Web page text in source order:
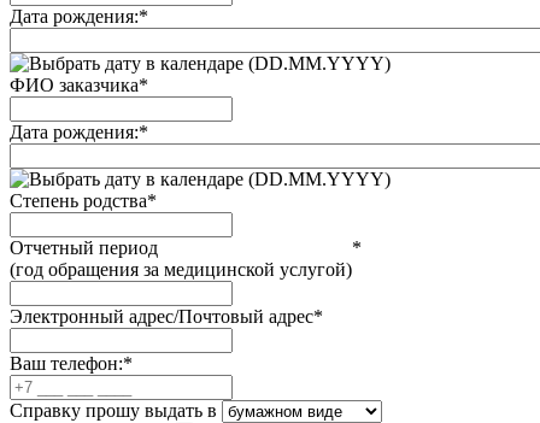
Дата рождения:*
(DD.MM.YYYY)
ФИО заказчика*
Дата рождения:*
(DD.MM.YYYY)
Степень родства*
Отчетный период
(год обращения за медицинской услугой)
*
Электронный адрес/Почтовый адрес*
Ваш телефон:*
Справку прошу выдать в